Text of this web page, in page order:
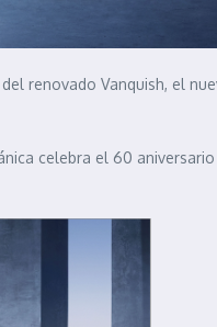
renovado Vanquish, el
celebra el 60